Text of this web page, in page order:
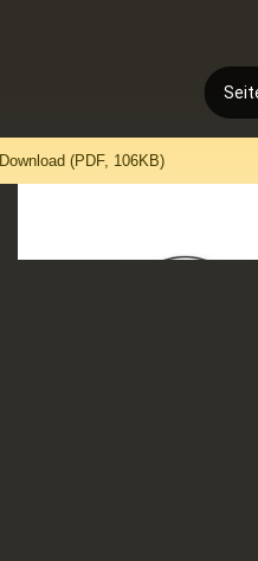
Download (PDF, 106KB)